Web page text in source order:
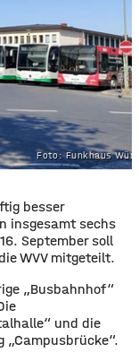
Foto: Funkhaus
besser
insgesamt sechs
September soll
WVV mitgeteilt.
„Busbahnhof“
und die